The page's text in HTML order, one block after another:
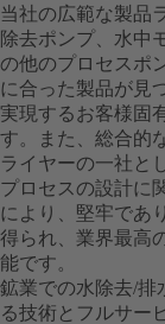
当社の広範な製品
除去ポンプ、水中
の他のプロセスポ
に合った製品が見
実現するお客様固
す。また、総合的
ライヤーの一社と
プロセスの設計に
により、堅牢であ
得られ、業界最高
能です。
鉱業での水除去/排
る技術とフルサー